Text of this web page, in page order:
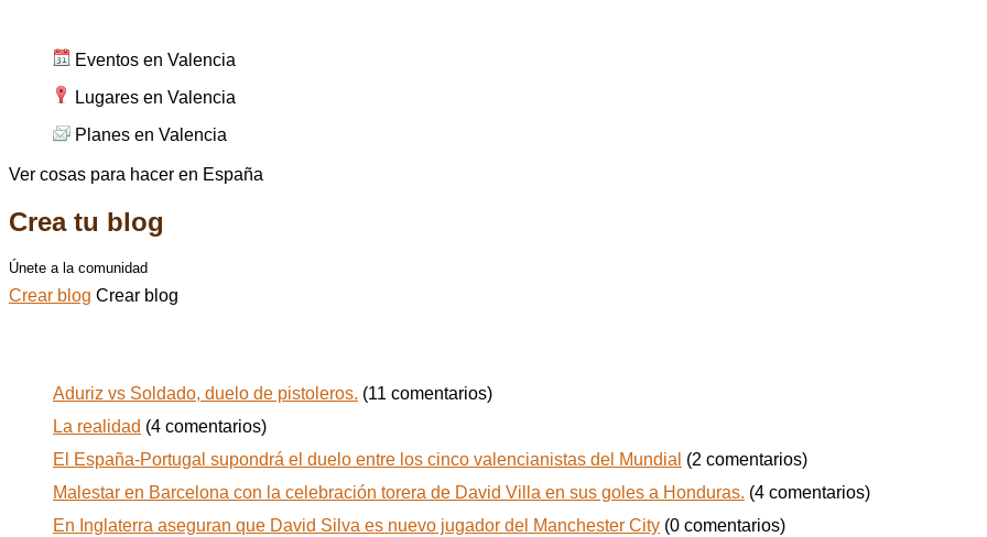
Eventos en Valencia
Lugares en Valencia
Planes en Valencia
Ver cosas para hacer en España
Crea tu blog
Únete a la comunidad
Crear blog Crear blog
Aduriz vs Soldado, duelo de pistoleros. (11 comentarios)
La realidad (4 comentarios)
El España-Portugal supondrá el duelo entre los cinco valencianistas del Mundial (2 comentarios)
Malestar en Barcelona con la celebración torera de David Villa en sus goles a Honduras. (4 comentarios)
En Inglaterra aseguran que David Silva es nuevo jugador del Manchester City (0 comentarios)